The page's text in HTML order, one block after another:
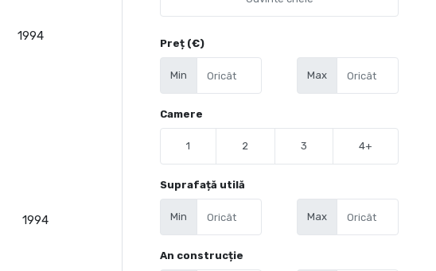
1994
1994
Preț (€)
Min Max
Camere
1 2 3 4+
Suprafață utilă
Min Max
An construcție